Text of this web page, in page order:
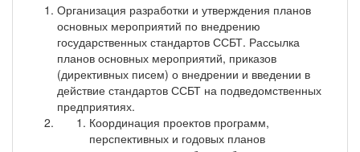
Организация разработки и утверждения планов
основных мероприятий по внедрению
государственных стандартов ССБТ. Рассылка
планов основных мероприятий, приказов
(директивных писем) о внедрении и введении в
действие стандартов ССБТ на подведомственных
предприятиях.
Координация проектов программ,
перспективных и годовых планов